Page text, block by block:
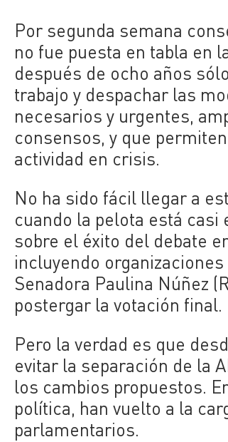
Por segunda semana
no fue puesta en tabla en
después de ocho años
trabajo y despachar las
necesarios y urgentes,
consensos, y que
actividad en crisis.
No ha sido fácil llegar a
cuando la pelota está
sobre el éxito del debate
incluyendo
Senadora Paulina Núñez
postergar la votación final.
Pero la verdad es que
evitar la separación de la
los cambios propuestos.
política, han vuelto a la
parlamentarios.